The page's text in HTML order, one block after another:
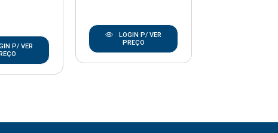
P/ VER
LOGIN P/ VER
PREÇO